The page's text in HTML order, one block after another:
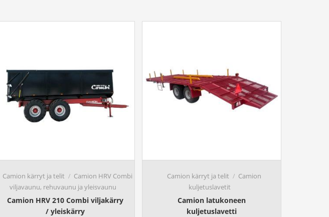
Camion kärryt ja telit
Camion HRV Combi
viljavaunu, rehuvaunu ja yleisvaunu
Camion HRV 210 Combi viljakärry
/ yleiskärry
Camion kärryt ja telit
Camion
kuljetuslavetit
Camion latukoneen
kuljetuslavetti